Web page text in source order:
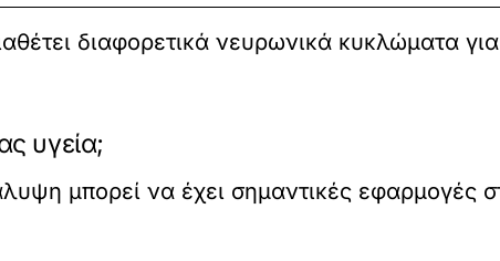
διαφορετικά νευρωνικά κυκλώματα
υγεία;
μπορεί να έχει σημαντικές εφαρμογές